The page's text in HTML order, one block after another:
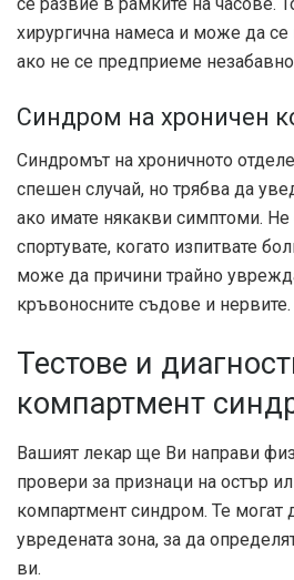
хирургична намеса и може да
ако не се предприеме
Синдром на хроничен
Синдромът на хроничното
спешен случай, но трябва да
ако имате някакви симптоми. Не
спортувате, когато изпитвате
може да причини трайно
кръвоносните съдове и нервите.
Тестове и
компартмент
Вашият лекар ще Ви направи
провери за признаци на остър
компартмент синдром. Те могат
увредената зона, за да
ви.